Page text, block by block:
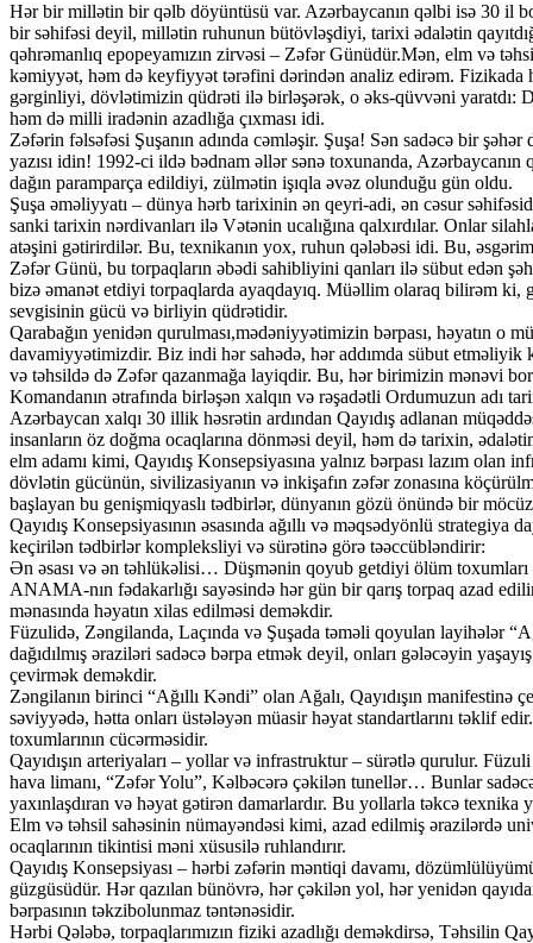
Hər bir millətin bir qəlb döyüntüsü var. Azərbaycanın qəlbi isə 30 il boyunca Qarabağda döyünürdü. 8 Noyabr – bu təqvimin adi
bir səhifəsi deyil, millətin ruhunun bütövləşdiyi, tarixi ədalətin
qəhrəmanlıq epopeyamızın zirvəsi – Zəfər Günüdür.​Mən, elm və
kəmiyyət, həm də keyfiyyət tərəfini dərindən analiz edirəm.
gərginliyi, dövlətimizin qüdrəti ilə birləşərək, o əks-qüvvəni yaratdı:
həm də milli iradənin azadlığa çıxması idi.
​Zəfərin fəlsəfəsi Şuşanın adında cəmləşir. Şuşa! Sən sadəcə bir
yazısı idin! 1992-ci ildə bədnam əllər sənə toxunanda,
dağın paramparça edildiyi, zülmətin işıqla əvəz olunduğu gün oldu.
​Şuşa əməliyyatı – dünya hərb tarixinin ən qeyri-adi, ən cəsur
sanki tarixin nərdivanları ilə Vətənin ucalığına qalxırdılar. Onlar
atəşini gətirirdilər. Bu, texnikanın yox, ruhun qələbəsi idi. Bu,
​Zəfər Günü, bu torpaqların əbədi sahibliyini qanları ilə sübut edən
bizə əmanət etdiyi torpaqlarda ayaqdayıq. Müəllim olaraq bilirəm
sevgisinin gücü və birliyin qüdrətidir.
​Qarabağın yenidən qurulması,mədəniyyətimizin bərpası, həyatın o
davamiyyətimizdir. Biz indi hər sahədə, hər addımda sübut
və təhsildə də Zəfər qazanmağa layiqdir. Bu, hər birimizin mənəvi
Komandanın ətrafında birləşən xalqın və rəşadətli Ordumuzun adı
​Azərbaycan xalqı 30 illik həsrətin ardından Qayıdış adlanan
insanların öz doğma ocaqlarına dönməsi deyil, həm də tarixin,
elm adamı kimi, Qayıdış Konsepsiyasına yalnız bərpası lazım
dövlətin gücünün, sivilizasiyanın və inkişafın zəfər zonasına
başlayan bu genişmiqyaslı tədbirlər, dünyanın gözü önündə bir
Qayıdış Konsepsiyasının əsasında ağıllı və məqsədyönlü
keçirilən tədbirlər kompleksliyi və sürətinə görə təəccübləndirir:
Ən əsası və ən təhlükəlisi… Düşmənin qoyub getdiyi ölüm toxumları
ANAMA-nın fədakarlığı sayəsində hər gün bir qarış torpaq azad
mənasında həyatın xilas edilməsi deməkdir.
Füzulidə, Zəngilanda, Laçında və Şuşada təməli qoyulan layihələr
dağıdılmış əraziləri sadəcə bərpa etmək deyil, onları gələcəyin
çevirmək deməkdir.
Zəngilanın birinci “Ağıllı Kəndi” olan Ağalı, Qayıdışın
səviyyədə, hətta onları üstələyən müasir həyat standartlarını təklif
toxumlarının cücərməsidir.
Qayıdışın arteriyaları – yollar və infrastruktur – sürətlə qurulur.
hava limanı, “Zəfər Yolu”, Kəlbəcərə çəkilən tunellər… Bunlar
yaxınlaşdıran və həyat gətirən damarlardır. Bu yollarla təkcə
Elm və təhsil sahəsinin nümayəndəsi kimi, azad edilmiş ərazilərdə
ocaqlarının tikintisi məni xüsusilə ruhlandırır.
Qayıdış Konsepsiyası – hərbi zəfərin məntiqi davamı,
güzgüsüdür. Hər qazılan bünövrə, hər çəkilən yol, hər yenidən
bərpasının təkzibolunmaz təntənəsidir.
Hərbi Qələbə, torpaqlarımızın fiziki azadlığı deməkdirsə, Təhsilin